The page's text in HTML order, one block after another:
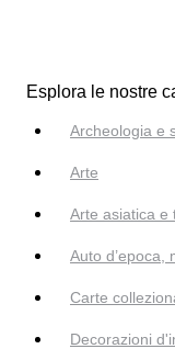
Esplora le nostre
Archeologia e
Arte
Arte asiatica e
Auto d’epoca,
Carte
Decorazioni